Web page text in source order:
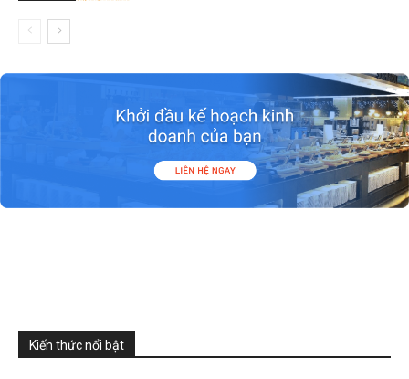
Kiến thức nổi bật